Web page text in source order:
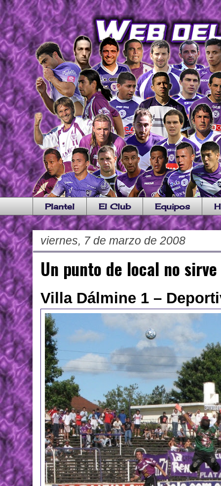
Plantel El Club Equipos
viernes, 7 de marzo de 2008
Un punto de local no sirve
Villa Dálmine 1 –